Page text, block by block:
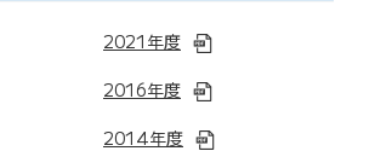
2021年度
2016年度
2014年度